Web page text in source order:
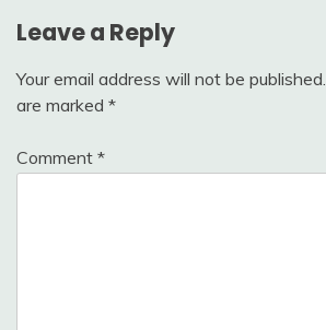
Leave a Reply
Your email address will not be published.
are marked *
Comment *